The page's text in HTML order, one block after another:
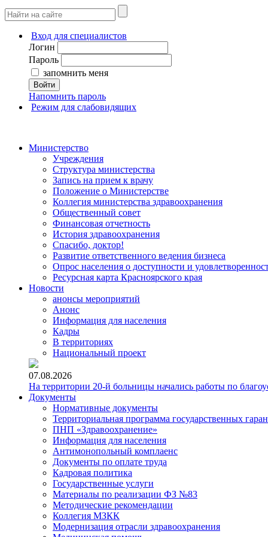
Вход для специалистов
Логин
Пароль
запомнить меня
Войти
Напомнить пароль
Режим для слабовидящих
Министерство
Учреждения
Структура министерства
Запись на прием к врачу
Положение о Министерстве
Коллегия министерства здравоохранения
Общественный совет
Финансовая отчетность
История здравоохранения
Спасибо, доктор!
Развитие ответственного ведения бизнеса
Опрос населения о доступности и
Ресурсная карта Красноярского края
Новости
анонсы мероприятий
Анонс
Информация для населения
Кадры
В территориях
Национальный проект
07.08.2026
На территории 20-й больницы начались работы по
Документы
Нормативные документы
Территориальная программа государственных
ПНП «Здравоохранение»
Информация для населения
Антимонопольный комплаенс
Документы по оплате труда
Кадровая политика
Государственные услуги
Материалы по реализации ФЗ №83
Методические рекомендации
Коллегия МЗКК
Модернизация отрасли здравоохранения